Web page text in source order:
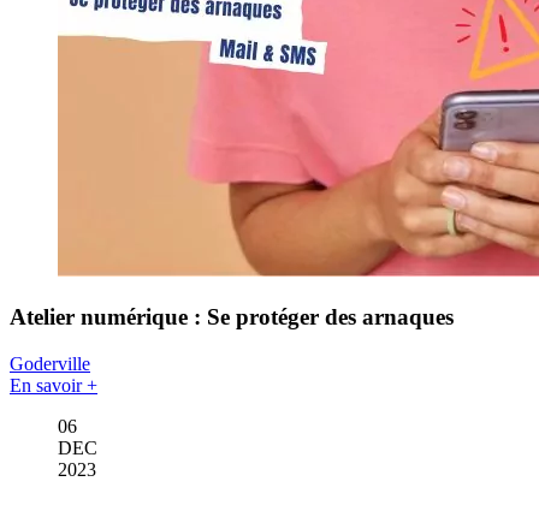
Atelier numérique : Se protéger des arnaques
Goderville
En savoir +
06
DEC
2023